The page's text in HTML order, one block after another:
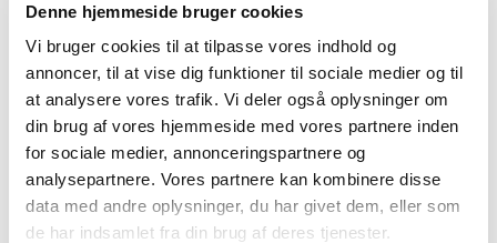
Denne hjemmeside bruger cookies
Vi bruger cookies til at tilpasse vores indhold og
annoncer, til at vise dig funktioner til sociale medier og til
at analysere vores trafik. Vi deler også oplysninger om
din brug af vores hjemmeside med vores partnere inden
for sociale medier, annonceringspartnere og
analysepartnere. Vores partnere kan kombinere disse
data med andre oplysninger, du har givet dem, eller som
de har indsamlet fra din brug af deres tjenester.
Isovorin 7,5 mg tabletter fra Paranova Danmark A/S.
Spørgsmål om aktuel status skal stilles til virksomheden.
Link
Se oversigten over aktuelle og kommende
forsyningsvanskeligheder